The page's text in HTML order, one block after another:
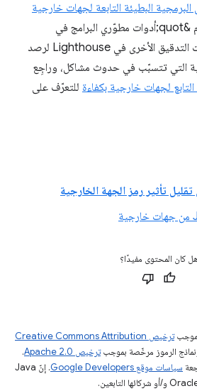
البطيئة التابعة لجهات خارجية
للتعرّف على كيفية استخدام &quot;أدوات مطوّري البرامج في
Chrome&quot; وعمليات التدقيق الأخرى في Lighthouse لرصد
التي تتسبّب في حدوث مشاكل، وراجِع
للتعرّف على
تقليل تأثير رمز الجهة الخارجية
هل كان المحتوى مفيدًا؟
ترخيص Creative Commons Attribution
الرموز مرخّصة بموجبترخيص Apache 2.0‏
.
سياسات موقع Google Developers‏
. إنّ Java